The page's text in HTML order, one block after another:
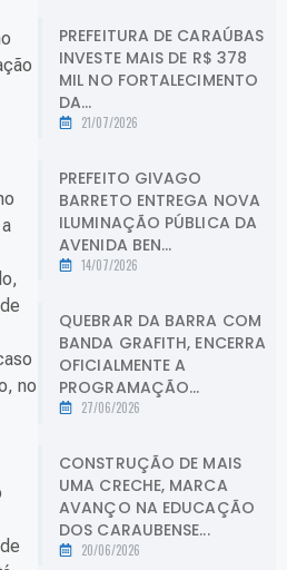
no
PREFEITURA DE CARAÚBAS
INVESTE MAIS DE R$ 378
MIL NO FORTALECIMENTO
DA...
21/07/2026
PREFEITO GIVAGO
BARRETO ENTREGA NOVA
ILUMINAÇÃO PÚBLICA DA
AVENIDA BEN...
14/07/2026
QUEBRAR DA BARRA COM
BANDA GRAFITH, ENCERRA
OFICIALMENTE A
PROGRAMAÇÃO...
27/06/2026
CONSTRUÇÃO DE MAIS
UMA CRECHE, MARCA
AVANÇO NA EDUCAÇÃO
DOS CARAUBENSE...
20/06/2026